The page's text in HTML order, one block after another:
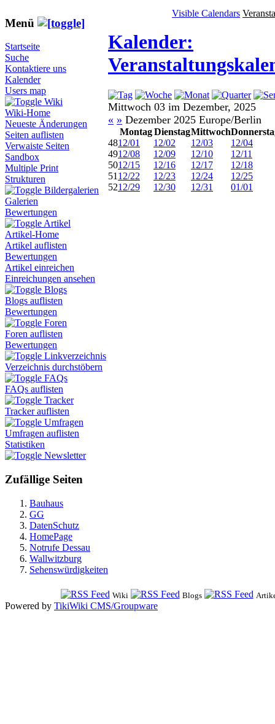
Menü
Startseite
Suche
Kontaktiere uns
Kalender
Users map
Wiki
Wiki-Home
Neueste Änderungen
Seiten auflisten
Verwaiste Seiten
Sandbox
Multiple Print
Strukturen
Bildergalerien
Galerien
Bewertungen
Artikel
Artikel-Home
Artikel auflisten
Bewertungen
Artikel einreichen
Einreichungen ansehen
Blogs
Blogs auflisten
Bewertungen
Foren
Foren auflisten
Bewertungen
Linkverzeichnis
Verzeichnis durchstöbern
FAQs
FAQs auflisten
Tracker
Tracker auflisten
Umfragen
Umfragen auflisten
Statistiken
Newsletter
Zufällige Seiten
Bauhaus
GG
DatenSchutz
HomePage
Notrufe Dessau
Wallwitzburg
Sehenswürdigkeiten
Visible Calendars
Kalender:
Mittwoch 03 im Dezember, 2025
« » Dezember 2025 Europe/Berlin
Montag DienstagMittwoch
4812/01 12/02 12/03
12/04
4912/08 12/09 12/10
12/11
5012/15 12/16 12/17
12/18
51 12/22 12/23 12/24
12/25
5212/29 12/30 12/31 01/01
Wiki Blogs
Powered by TikiWiki CMS/Groupware